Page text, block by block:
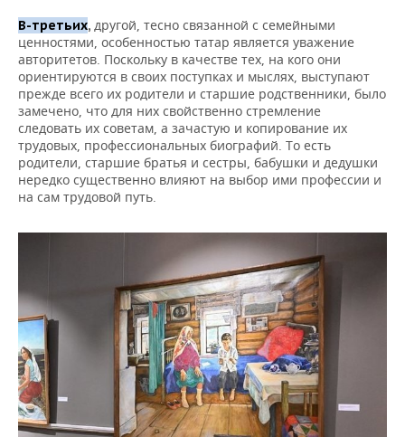
В-третьих, другой, тесно связанной с семейными
ценностями, особенностью татар является уважение
авторитетов. Поскольку в качестве тех, на кого они
ориентируются в своих поступках и мыслях, выступают
прежде всего их родители и старшие родственники, было
замечено, что для них свойственно стремление
следовать их советам, а зачастую и копирование их
трудовых, профессиональных биографий. То есть
родители, старшие братья и сестры, бабушки и дедушки
нередко существенно влияют на выбор ими профессии и
на сам трудовой путь.